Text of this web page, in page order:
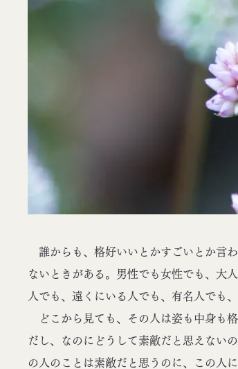
誰からも、格好いいとかすごいとか言
ないときがある。男性でも女性でも、大
人でも、遠くにいる人でも、有名人でも
どこから見ても、その人は姿も中身も
だし、なのにどうして素敵だと思えない
の人のことは素敵だと思うのに、この人